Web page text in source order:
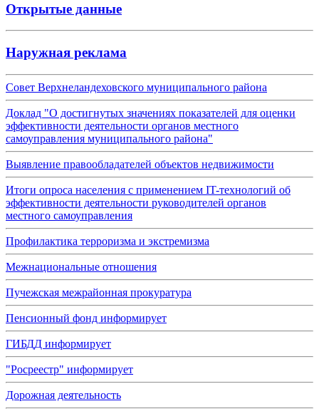
Открытые данные
Наружная реклама
Совет Верхнеландеховского муниципального района
Доклад "О достигнутых значениях показателей для оценки
эффективности деятельности органов местного
самоуправления муниципального района"
Выявление правообладателей объектов недвижимости
Итоги опроса населения с применением IT-технологий об
эффективности деятельности руководителей органов
местного самоуправления
Профилактика терроризма и экстремизма
Межнациональные отношения
Пучежская межрайонная прокуратура
Пенсионный фонд информирует
ГИБДД информирует
"Росреестр" информирует
Дорожная деятельность